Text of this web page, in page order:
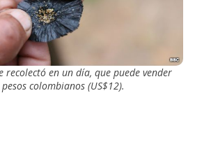
recolectó en un día, que puede vender
colombianos (US$12).